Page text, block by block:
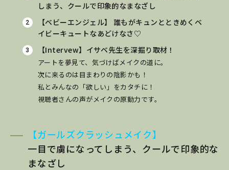
しまう、クールで印象的なまなざし
【ベビーエンジェル】
誰もがキュンとときめくベ
イビーキュートなあどけなさ♡
【Intervew】イサベ先生を深掘り取材！
アートを夢見て、気づけばメイクの道に。
次に来るのは目まわりの陰影かも！
私とみんなの「欲しい」をカタチに！
視聴者さんの声がメイクの原動力です。
【ガールズクラッシュメイク】
一目で虜になってしまう、クールで印象的な
まなざし